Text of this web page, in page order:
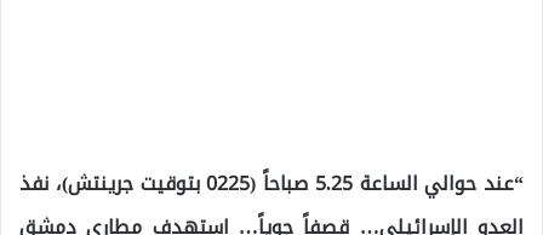
“عند حوالي الساعة 5.25 صباحاً (0225 بتوقيت جرينتش)، نفذ
العدو الإسرائيلي… قصفاً جوياً… استهدف مطاري دمشق